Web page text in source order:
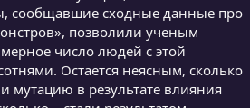
сообщавшие сходные данные про
позволили ученым
число людей с этой
Остается неясным, сколько
мутацию в результате влияния